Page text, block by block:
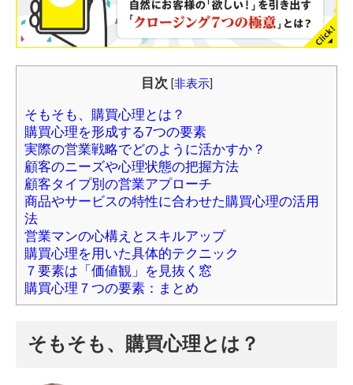
目次 [非表示]
そもそも、購買心理とは？
購買心理を形成する7つの要素
実際の営業戦略でどのように活かすか？
顧客のニーズや心理状態の把握方法
顧客タイプ別の営業アプローチ
商品やサービスの特性に合わせた購買心理の活用
法
営業マンの心構えとスキルアップ
購買心理を用いた具体的テクニック
７要素は「価値観」を見抜く窓
購買心理７つの要素：まとめ
そもそも、購買心理とは？